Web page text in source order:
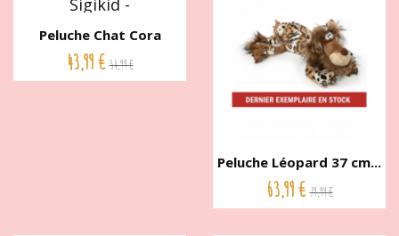
Peluche Chat Cora
Angora 35...
43,99 € 54,99 €
Peluche Léopard 37 cm...
63,99 € 79,99 €